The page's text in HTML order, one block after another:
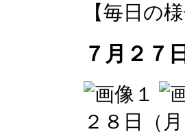
【毎日の
７月２７
２８日（